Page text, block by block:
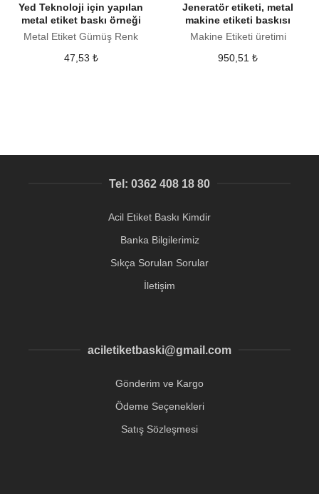
Yed Teknoloji için yapılan
metal etiket baskı örneği
Metal Etiket Gümüş Renk
47,53 ₺
Jeneratör etiketi, metal
makine etiketi baskısı
Makine Etiketi üretimi
950,51₺
Tel: 0362 408 18 80
Acil Etiket Baskı Kimdir
Banka Bilgilerimiz
Sıkça Sorulan Sorular
İletişim
aciletiketbaski@gmail.com
Gönderim ve Kargo
Ödeme Seçenekleri
Satış Sözleşmesi